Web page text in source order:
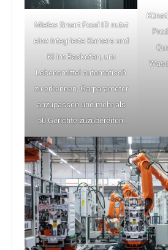
Mieles Smart Food ID nutzt
eine integrierte Kamera und
KI im Backofen, um
Lebensmittel automatisch
zu erkennen, Garparameter
anzupassen und mehr als
50 Gerichte zuzubereiten.